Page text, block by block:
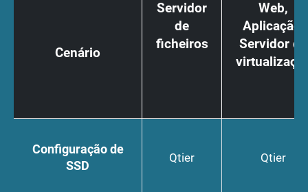
Cenário
Servidor
de
ficheiros
Web,
Aplicação,
Servidor de
Configuração de
SSD
Qtier Qtier